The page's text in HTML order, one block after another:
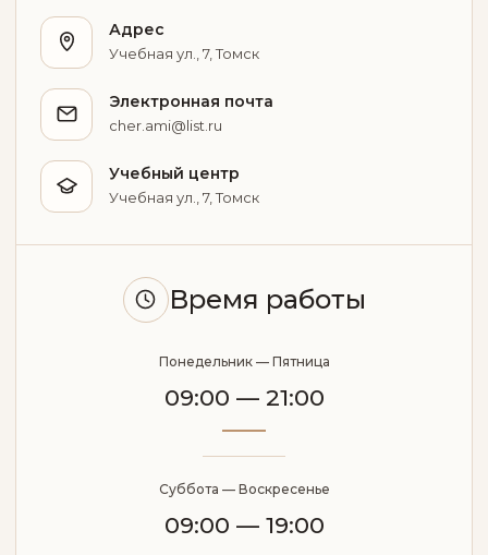
Адрес
Учебная ул., 7, Томск
Электронная почта
cher.ami@list.ru
Учебный центр
Учебная ул., 7, Томск
Время работы
Понедельник — Пятница
09:00 — 21:00
Суббота — Воскресенье
09:00 — 19:00